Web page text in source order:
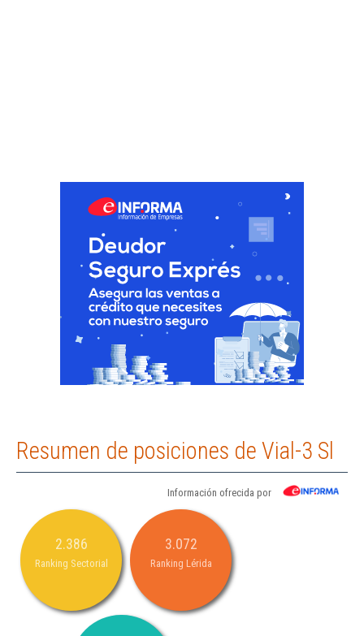
Resumen de posiciones de Vial-3 Sl
Información ofrecida por
2.386
Ranking Sectorial
3.072
Ranking Lérida